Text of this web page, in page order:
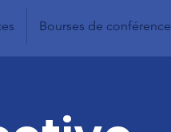
Bourses de conférence